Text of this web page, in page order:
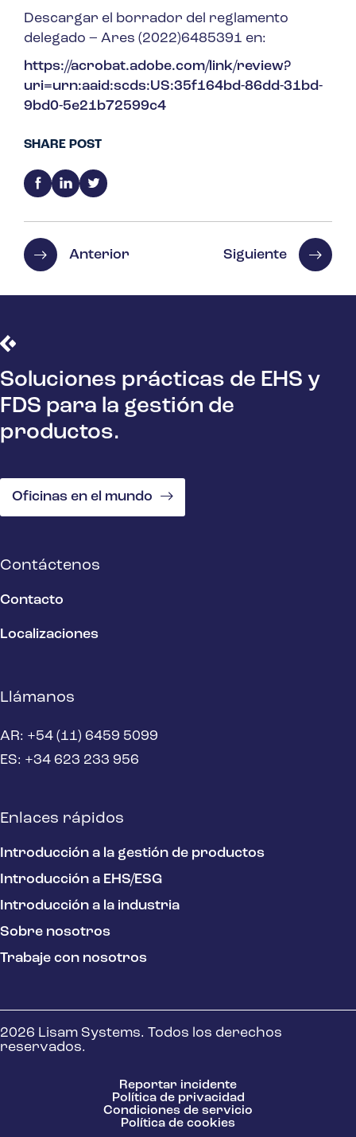
Descargar el borrador del reglamento
delegado – Ares (2022)6485391 en:
https://acrobat.adobe.com/link/review?
uri=urn:aaid:scds:US:35f164bd-86dd-31bd-
9bd0-5e21b72599c4
SHARE POST
Anterior Siguiente
Soluciones prácticas de EHS y
FDS para la gestión de
productos.
Oficinas en el mundo
Contáctenos
Contacto
Localizaciones
Llámanos
AR: +54 (11) 6459 5099
ES: +34 623 233 956
Enlaces rápidos
Introducción a la gestión de productos
Introducción a EHS/ESG
Introducción a la industria
Sobre nosotros
Trabaje con nosotros
2026 Lisam Systems. Todos los derechos
reservados.
Reportar incidente
Política de privacidad
Condiciones de servicio
Política de cookies